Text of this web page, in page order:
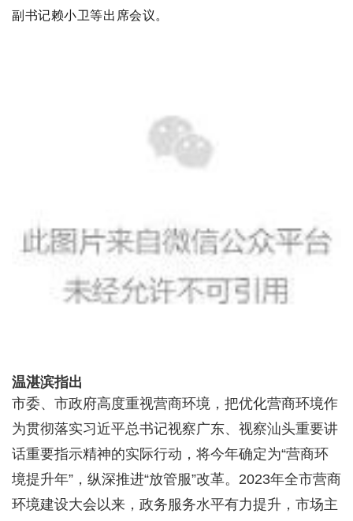
副书记赖小卫等出席会议。
温湛滨指出
市委、市政府高度重视营商环境，把优化营商环境作
为贯彻落实习近平总书记视察广东、视察汕头重要讲
话重要指示精神的实际行动，将今年确定为“营商环
境提升年”，纵深推进“放管服”改革。2023年全市营商
环境建设大会以来，政务服务水平有力提升，市场主